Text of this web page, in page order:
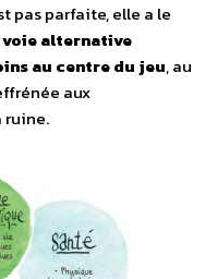
pas parfaite, elle a le
voie alternative
au centre du jeu, au
aux
ruine.